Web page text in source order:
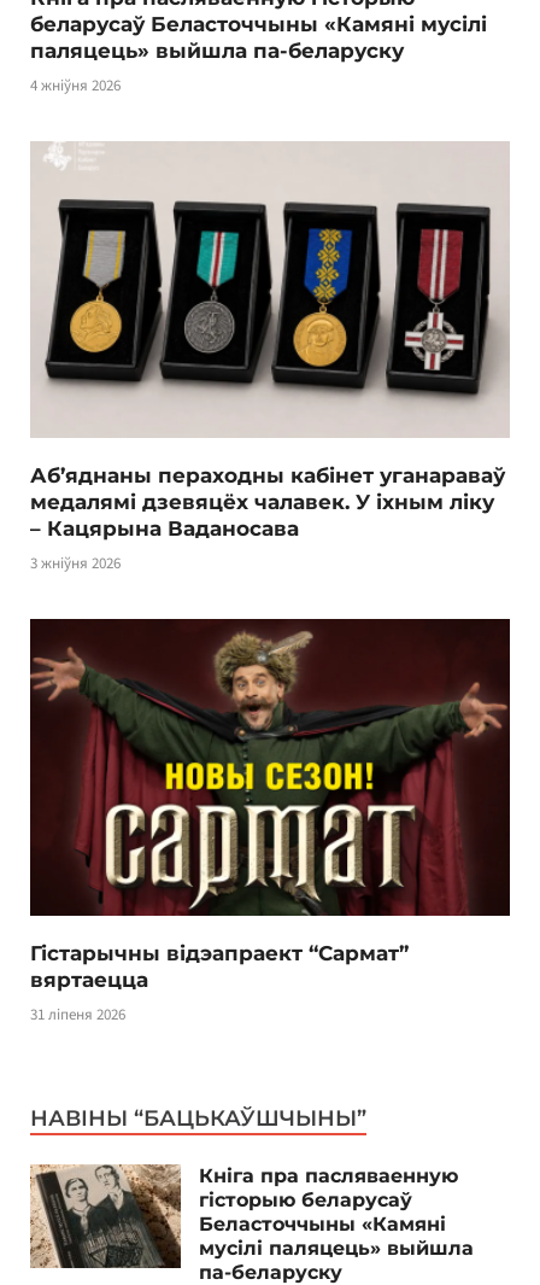
беларусаў Беласточчыны «Камяні мусілі
паляцець» выйшла па-беларуску
4 жніўня 2026
Аб’яднаны пераходны кабінет уганараваў
медалямі дзевяцёх чалавек. У іхным ліку
– Кацярына Ваданосава
3 жніўня 2026
Гістарычны відэапраект “Сармат”
вяртаецца
31 ліпеня 2026
НАВІНЫ “БАЦЬКАЎШЧЫНЫ”
Кніга пра пасляваенную
гісторыю беларусаў
Беласточчыны «Камяні
мусілі паляцець» выйшла
па-беларуску